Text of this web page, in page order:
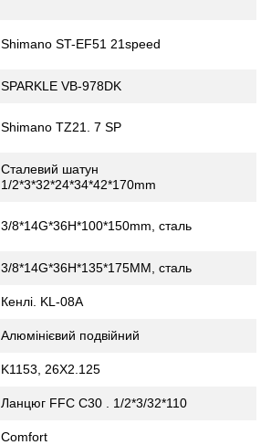
Shimano ST-EF51 21speed
SPARKLE VB-978DK
Shimano TZ21. 7 SP
Сталевий шатун
1/2*3*32*24*34*42*170mm
3/8*14G*36H*100*150mm, сталь
3/8*14G*36H*135*175MM, сталь
Кенлі. KL-08A
Алюмінієвий подвійний
K1153, 26X2.125
Ланцюг FFC C30 . 1/2*3/32*110
Comfort